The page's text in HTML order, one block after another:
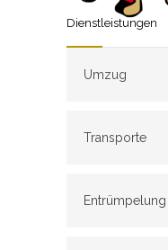
Dienstleistungen
Umzug
Transporte
Entrümpelung